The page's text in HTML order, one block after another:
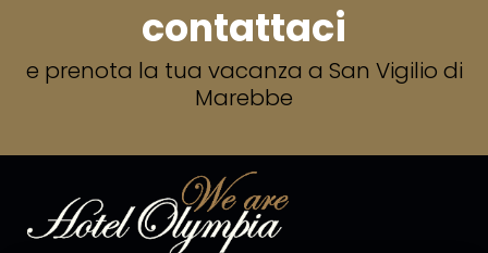
contattaci
e prenota la tua vacanza a San Vigilio di
Marebbe